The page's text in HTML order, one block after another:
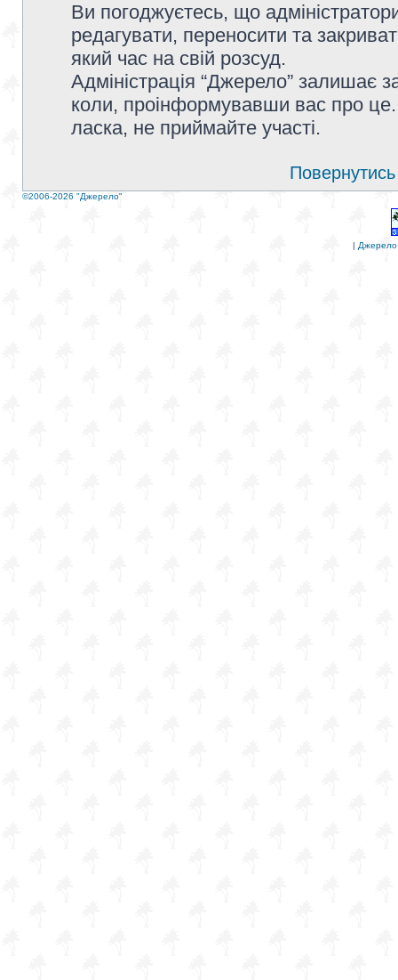
Ви погоджуєтесь, що
редагувати, переносити та
який час на свій розсуд.
Адміністрація “Джерело” залишає
коли, проінформувавши вас про
ласка, не приймайте участі.
Повернутись
©2006-2026 "Джерело"
| Джерело